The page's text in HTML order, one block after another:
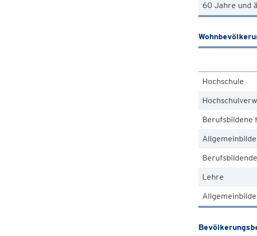
60 Jahre und
Hochschule
Berufsbildene
Lehre